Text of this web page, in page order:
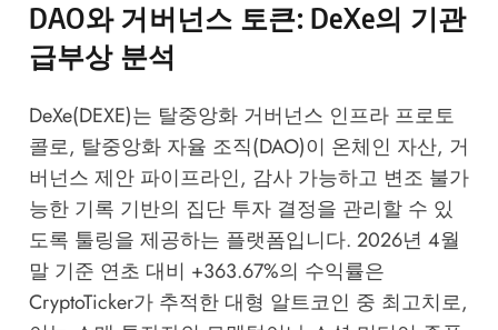
DAO와 거버넌스 토큰: DeXe의 기관
급부상 분석
DeXe(DEXE)는 탈중앙화 거버넌스 인프라 프로토
콜로, 탈중앙화 자율 조직(DAO)이 온체인 자산, 거
버넌스 제안 파이프라인, 감사 가능하고 변조 불가
능한 기록 기반의 집단 투자 결정을 관리할 수 있
도록 툴링을 제공하는 플랫폼입니다. 2026년 4월
말 기준 연초 대비 +363.67%의 수익률은
CryptoTicker가 추적한 대형 알트코인 중 최고치로,